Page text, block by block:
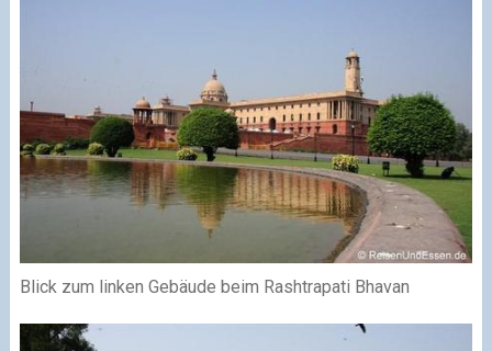
Blick zum linken Gebäude beim Rashtrapati Bhavan